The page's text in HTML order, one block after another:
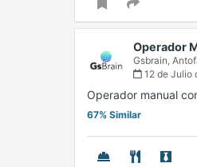
Operador
Gsbrain,
12 de Julio
Operador manual
67% Similar